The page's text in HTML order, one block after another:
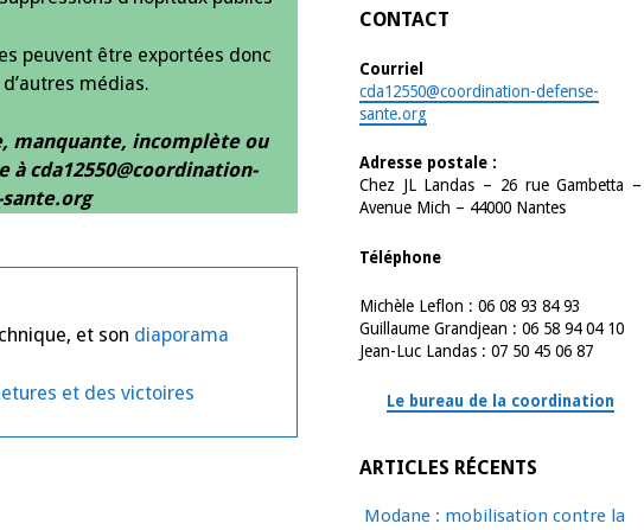
peuvent être exportées donc
médias.
manquante, incomplète ou
cda12550@coordination-
et son diaporama
et des victoires
CONTACT
Courriel
cda12550@coordination-defense-
sante.org
Adresse postale :
Chez JL Landas – 26 rue Gambetta –
Avenue Mich – 44000 Nantes
Téléphone
Michèle Leflon : 06 08 93 84 93
Guillaume Grandjean : 06 58 94 04 10
Jean-Luc Landas : 07 50 45 06 87
Le bureau de la coordination
ARTICLES RÉCENTS
Modane : mobilisation contre la